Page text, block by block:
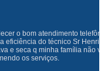
atendimento telefônico (q hj
do técnico Sr Henrique na
minha família não vive mais